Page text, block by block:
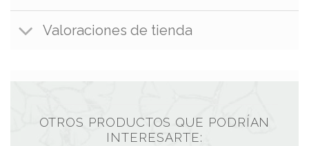
Valoraciones de tienda
OTROS PRODUCTOS QUE PODRÍAN
INTERESARTE: